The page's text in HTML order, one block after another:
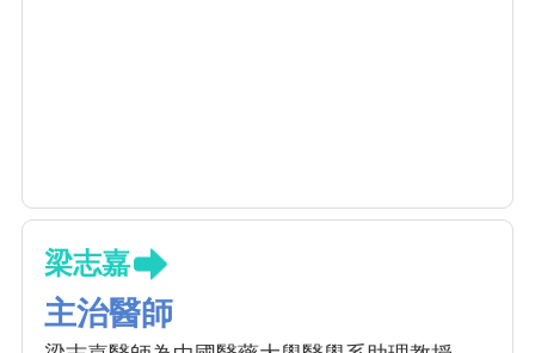
梁志嘉
主治醫師